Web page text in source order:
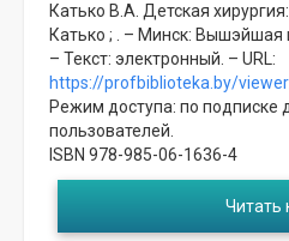
Катько В.А. Детская
Катько ; . – Минск: Вышэйшая
– Текст: электронный. – URL:
https://profbiblioteka.by/
Режим доступа: по подписке
пользователей.
ISBN 978-985-06-1636-4
Читать